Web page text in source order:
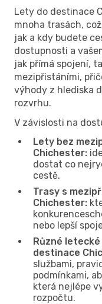
Lety do destinace
mnoha trasách,
jak a kdy budete
dostupnosti a
jak přímá spojení,
mezipřistáními,
výhody z hlediska
rozvrhu.
V závislosti na
Lety bez
Chichester:
dostat co
cestě.
Trasy s
Chichester:
nebo lepší
Různé
destinace
službami,
podmínkami,
která nejlépe
rozpočtu.